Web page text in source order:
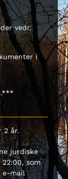
vedr.
i
2 år.
jurdiske
som
e-mail